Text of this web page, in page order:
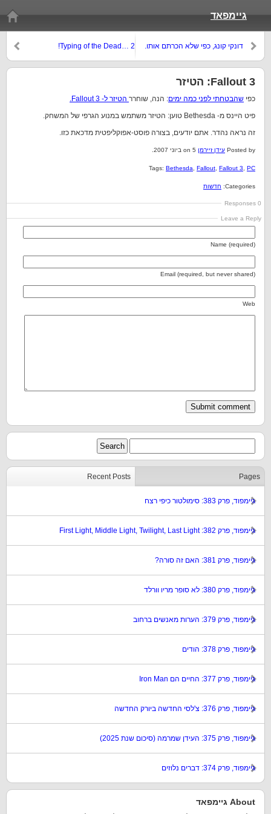
גיימפאד
Typing of the Dead… 2! דונקי קונג, כפי שלא הכרתם אותו.
Fallout 3: הטיזר
כפי שהבטחתי לפני כמה ימים: הנה, שוחרר הטיזר ל- Fallout 3.
פיט היינס מ- Bethesda טוען: הטיזר משתמש במנוע הגרפי של המשחק.
זה נראה נהדר. אתם יודעים, בצורה פוסט-אפוקליפטית מדכאת כזו.
Posted by עידן זיירמן
Tags: Bethesda Fallout Fallout 3 PC
Categories: חדשות
0 Responses
Leave a Reply
Name (required)
Email (required, but never shared)
Web
Recent Posts Pages
גיימפוד, פרק 383: סימולטור כיפי רצח
גיימפוד, פרק 382: First Light, Middle Light, Twilight, Last Light
גיימפוד, פרק 381: האם זה סורה?
גיימפוד, פרק 380: לא סופר מריו וורלד
גיימפוד, פרק 379: הערות מאנשים ברחוב
גיימפוד, פרק 378: הודים
גיימפוד, פרק 377: החיים הם Iron Man
גיימפוד, פרק 376: צ'לסי החדשה ביורק החדשה
גיימפוד, פרק 375: העידן שמרמה (סיכום שנת 2025)
גיימפוד, פרק 374: דברים נלוזים
About גיימפאד